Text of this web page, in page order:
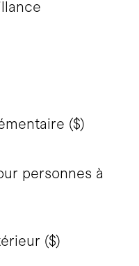
($)
personnes à
($)